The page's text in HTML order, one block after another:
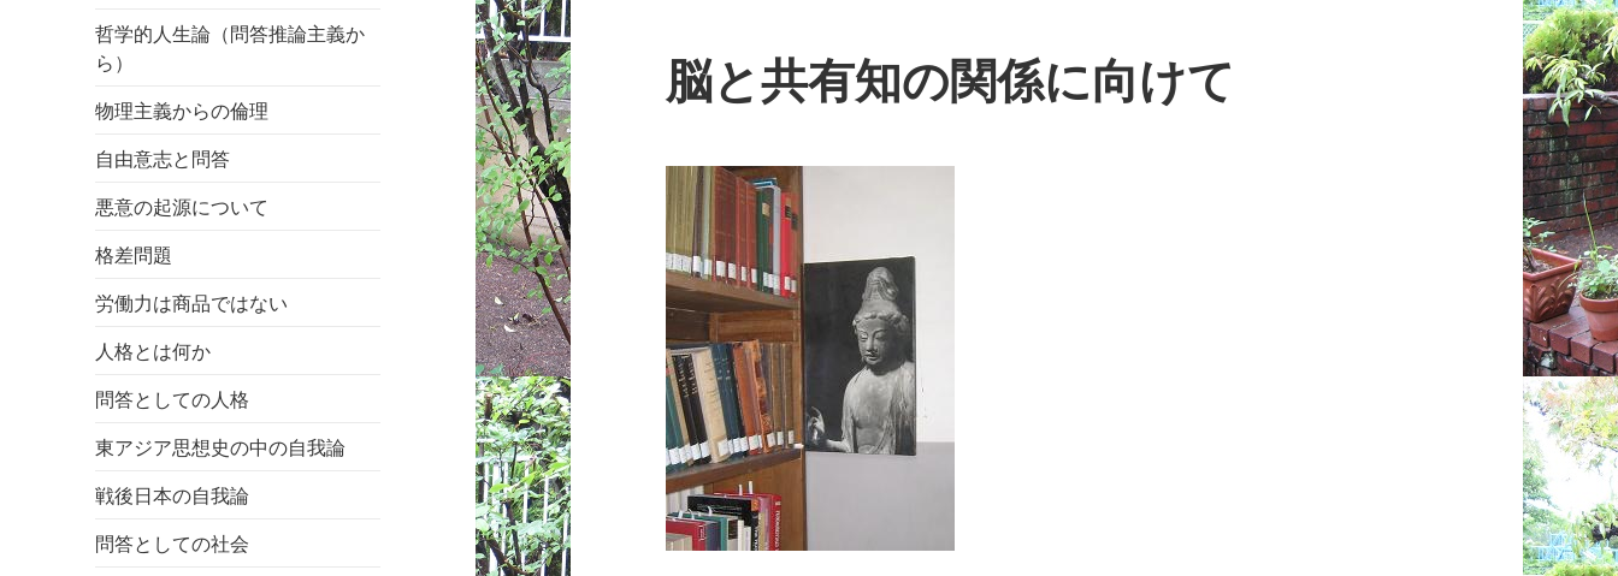
哲学的人生論（問答推論主義か
ら）
物理主義からの倫理
自由意志と問答
悪意の起源について
格差問題
労働力は商品ではない
人格とは何か
問答としての人格
東アジア思想史の中の自我論
戦後日本の自我論
問答としての社会
脳と共有知の関係に向けて